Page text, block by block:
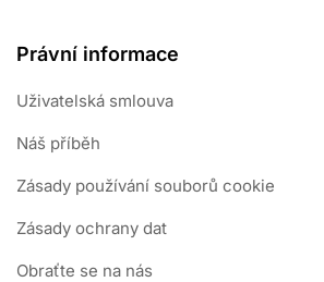
Právní informace
Uživatelská smlouva
Náš příběh
Zásady používání souborů cookie
Zásady ochrany dat
Obraťte se na nás